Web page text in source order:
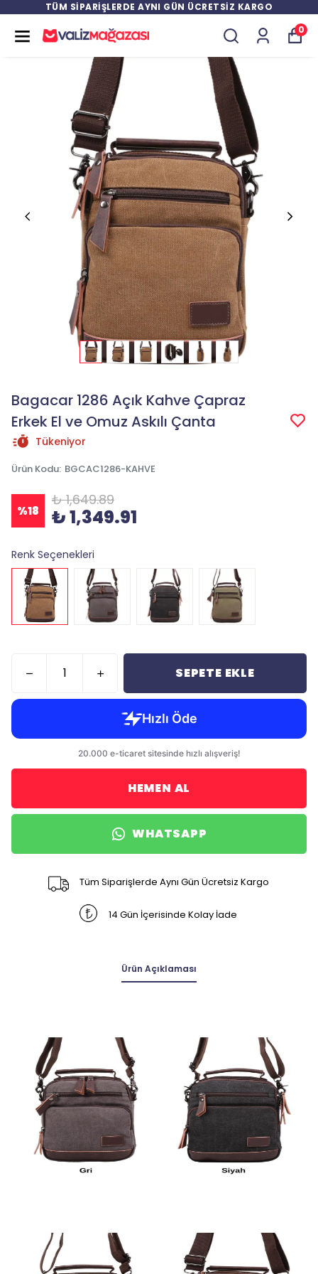
TÜM SİPARİŞLERDE AYNI GÜN ÜCRETSİZ KARGO
0
Bagacar 1286 Açık Kahve Çapraz
Erkek El ve Omuz Askılı Çanta
Tükeniyor
Ürün Kodu: BGCAC1286-KAHVE
%18
₺ 1,649.89
₺ 1,349.91
Renk Seçenekleri
SEPETE EKLE
HEMEN AL
WHATSAPP
Tüm Siparişlerde Aynı Gün Ücretsiz Kargo
14 Gün İçerisinde Kolay İade
Ürün Açıklaması